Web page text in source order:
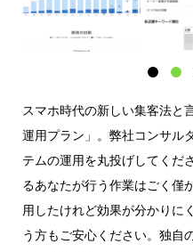
スマホ時代の新しい集客法と
運用プラン」。弊社コンサル
テムの運用を丸投げしてくだ
るあなたが行う作業はごく僅
用したけれど効果が分かりに
う方もご安心ください。独自